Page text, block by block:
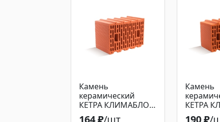
Камень
керамический
КЕТРА КЛИМАБЛОК
38 250*380*219
164 ₽/шт
Камень
КЕТРА
44
190 ₽/